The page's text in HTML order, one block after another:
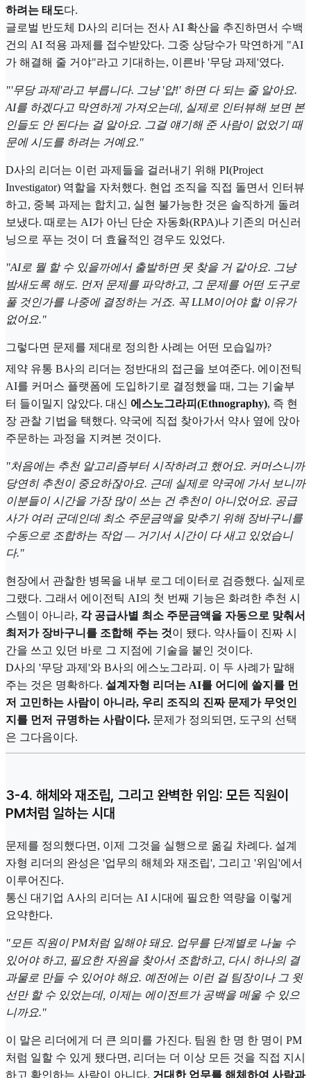
하려는 태도다.
글로벌 반도체 D사의 리더는 전사 AI 확산을 추진하면서 수백
건의 AI 적용 과제를 접수받았다. 그중 상당수가 막연하게 "AI
가 해결해 줄 거야"라고 기대하는, 이른바 '무당 과제'였다.
"'무당 과제'라고 부릅니다. 그냥 '얍!' 하면 다 되는 줄 알아요.
AI를 하겠다고 막연하게 가져오는데, 실제로 인터뷰해 보면 본
인들도 안 된다는 걸 알아요. 그걸 얘기해 준 사람이 없었기 때
문에 시도를 하려는 거예요."
D사의 리더는 이런 과제들을 걸러내기 위해 PI(Project
Investigator) 역할을 자처했다. 현업 조직을 직접 돌면서 인터뷰
하고, 중복 과제는 합치고, 실현 불가능한 것은 솔직하게 돌려
보냈다. 때로는 AI가 아닌 단순 자동화(RPA)나 기존의 머신러
닝으로 푸는 것이 더 효율적인 경우도 있었다.
"AI로 뭘 할 수 있을까에서 출발하면 못 찾을 거 같아요. 그냥
밤새도록 해도. 먼저 문제를 파악하고, 그 문제를 어떤 도구로
풀 것인가를 나중에 결정하는 거죠. 꼭 LLM이어야 할 이유가
없어요."
그렇다면 문제를 제대로 정의한 사례는 어떤 모습일까?
제약 유통 B사의 리더는 정반대의 접근을 보여준다. 에이전틱
AI를 커머스 플랫폼에 도입하기로 결정했을 때, 그는 기술부
터 들이밀지 않았다. 대신 에스노그라피(Ethnography), 즉 현
장 관찰 기법을 택했다. 약국에 직접 찾아가서 약사 옆에 앉아
주문하는 과정을 지켜본 것이다.
"처음에는 추천 알고리즘부터 시작하려고 했어요. 커머스니까
당연히 추천이 중요하잖아요. 근데 실제로 약국에 가서 보니까
이분들이 시간을 가장 많이 쓰는 건 추천이 아니었어요. 공급
사가 여러 군데인데 최소 주문금액을 맞추기 위해 장바구니를
수동으로 조합하는 작업 — 거기서 시간이 다 새고 있었습니
다."
현장에서 관찰한 병목을 내부 로그 데이터로 검증했다. 실제로
그랬다. 그래서 에이전틱 AI의 첫 번째 기능은 화려한 추천 시
스템이 아니라, 각 공급사별 최소 주문금액을 자동으로 맞춰서
최저가 장바구니를 조합해 주는 것이 됐다. 약사들이 진짜 시
간을 쓰고 있던 바로 그 지점에 기술을 붙인 것이다.
D사의 '무당 과제'와 B사의 에스노그라피. 이 두 사례가 말해
주는 것은 명확하다. 설계자형 리더는 AI를 어디에 쓸지를 먼
저 고민하는 사람이 아니라, 우리 조직의 진짜 문제가 무엇인
지를 먼저 규명하는 사람이다. 문제가 정의되면, 도구의 선택
은 그다음이다.
3-4. 해체와 재조립, 그리고 완벽한 위임: 모든 직원이
PM처럼 일하는 시대
문제를 정의했다면, 이제 그것을 실행으로 옮길 차례다. 설계
자형 리더의 완성은 '업무의 해체와 재조립', 그리고 '위임'에서
이루어진다.
통신 대기업 A사의 리더는 AI 시대에 필요한 역량을 이렇게
요약한다.
"모든 직원이 PM처럼 일해야 돼요. 업무를 단계별로 나눌 수
있어야 하고, 필요한 자원을 찾아서 조합하고, 다시 하나의 결
과물로 만들 수 있어야 해요. 예전에는 이런 걸 팀장이나 그 윗
선만 할 수 있었는데, 이제는 에이전트가 공백을 메울 수 있으
니까요."
이 말은 리더에게 더 큰 의미를 가진다. 팀원 한 명 한 명이 PM
처럼 일할 수 있게 됐다면, 리더는 더 이상 모든 것을 직접 지시
하고 확인하는 사람이 아니다. 거대한 업무를 해체하여 사람과